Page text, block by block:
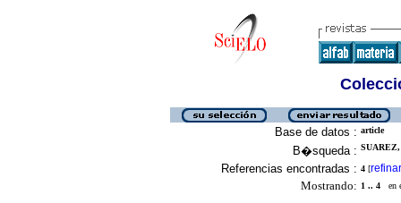
Base de datos : article
B�squeda :
Referencias encontradas : 4 [refinar
Mostrando: 1 .. 4 en